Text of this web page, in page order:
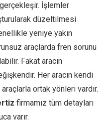
İşlemler
düzeltilmesi
yeniye yakın
araçlarda fren sorunu
Fakat aracın
Her aracın kendi
ortak yönleri vardır.
firmamız tüm detayları
varır.